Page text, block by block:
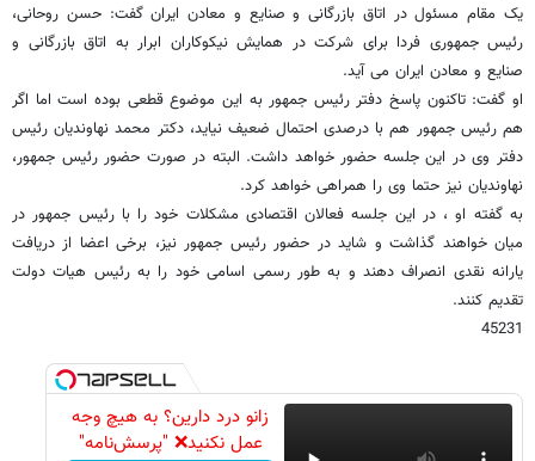
یک مقام مسئول در اتاق بازرگانی و صنایع و معادن ایران گفت: حسن روحانی،
رئیس جمهوری فردا برای شرکت در همایش نیکوکاران ابرار به اتاق بازرگانی و
صنایع و معادن ایران می آید.
او گفت: تاکنون پاسخ دفتر رئیس جمهور به این موضوع قطعی بوده است اما اگر
هم رئیس جمهور هم با درصدی احتمال ضعیف نیاید، دکتر محمد نهاوندیان رئیس
دفتر وی در این جلسه حضور خواهد داشت. البته در صورت حضور رئیس جمهور،
نهاوندیان نیز حتما وی را همراهی خواهد کرد.
به گفته او ، در این جلسه فعالان اقتصادی مشکلات خود را با رئیس جمهور در
میان خواهند گذاشت و شاید در حضور رئیس جمهور نیز، برخی اعضا از دریافت
یارانه نقدی انصراف دهند و به طور رسمی اسامی خود را به رئیس هیات دولت
تقدیم کنند.
45231
زانو درد دارین؟ به هیچ وجه
عمل نکنید❌ "پرسش‌نامه"